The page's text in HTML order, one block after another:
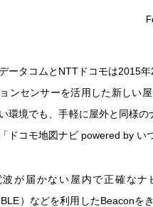
ータコムとNTTドコモは2015
ンセンサーを活用した新しい
環境でも、手軽に屋外と同様
ドコモ地図ナビ powered by い
波が届かない屋内で正確な
）などを利用したBeaconを